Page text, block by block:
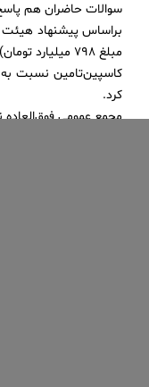
سوالات حاضران هم
مبلغ ۷۹۸ میلیارد تومان) تصویب شد.
کرد.
مجمع عمومی فوق‌العاده نیز در ساعت ۱۲ امروز برگزار گردید و با